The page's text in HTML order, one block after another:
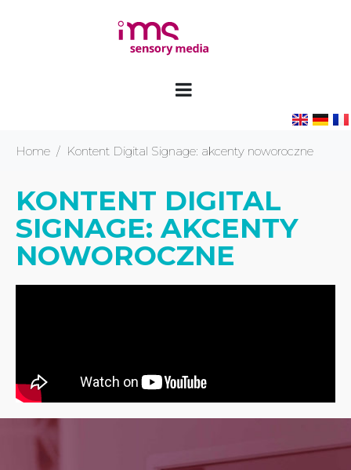
Home Kontent Digital Signage: akcenty noworoczne
KONTENT DIGITAL
SIGNAGE: AKCENTY
NOWOROCZNE